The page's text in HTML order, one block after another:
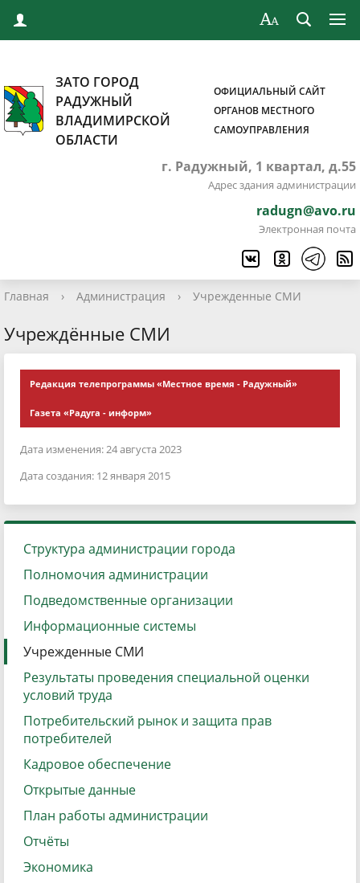
ЗАТО ГОРОД
РАДУЖНЫЙ
ВЛАДИМИРСКОЙ
ОБЛАСТИ
ОФИЦИАЛЬНЫЙ САЙТ
ОРГАНОВ МЕСТНОГО
САМОУПРАВЛЕНИЯ
г. Радужный, 1 квартал, д.55
Адрес здания администрации
radugn@avo.ru
Электронная почта
Главная › Администрация › Учрежденные СМИ
Учреждённые СМИ
Редакция телепрограммы «Местное время - Радужный»
Газета «Радуга - информ»
Дата изменения: 24 августа 2023
Дата создания: 12 января 2015
Структура администрации города
Полномочия администрации
Подведомственные организации
Информационные системы
Учрежденные СМИ
Результаты проведения специальной оценки
условий труда
Потребительский рынок и защита прав
потребителей
Кадровое обеспечение
Открытые данные
План работы администрации
Отчёты
Экономика